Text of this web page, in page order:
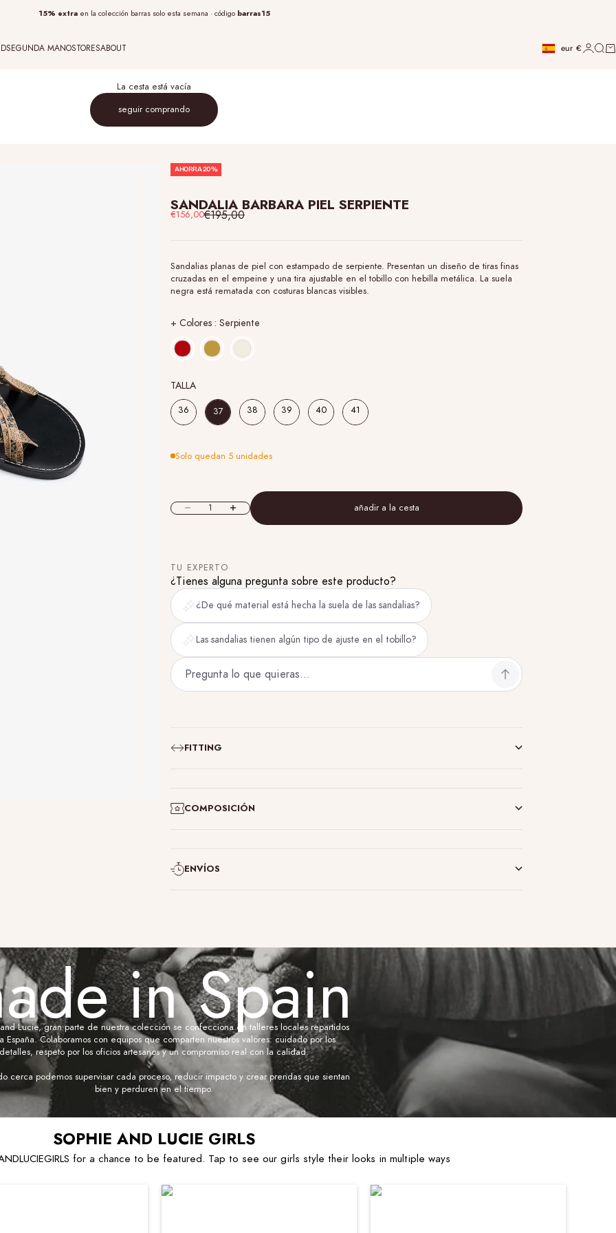
15% extraen la colección barrassolo esta semana · código barras15
SEGUNDA MANOSTORESABOUT Desktop -
eur € INICIAR
La cesta está vacía
seguir comprando
AHORRA 20%
SANDALIA BARBARA PIEL SERPIENTE
Precio De Oferta
€156,00Precio normal
€195,00
Sandalias planas de piel con estampado de serpiente. Presentan un diseño de tiras finas
cruzadas en el empeine y una tira ajustable en el tobillo con hebilla metálica. La suela
negra está rematada con costuras blancas visibles.
+ Colores : Serpiente
TALLATALLA
36 37 38 39 40 41
Solo quedan 5 unidades
Reducir cantidadAumentar cantidad añadir a la cesta
TU EXPERTO
¿Tienes alguna pregunta sobre este producto?
¿De qué material está hecha la suela de las sandalias?
Las sandalias tienen algún tipo de ajuste en el tobillo?
FITTING
COMPOSICIÓN
ENVÍOS
in Spain
Lucie, gran parte de nuestra colección se confecciona en talleres locales repartidos
España. Colaboramos con equipos que comparten nuestros valores: cuidado por los
respeto por los oficios artesanos y un compromiso real con la calidad.
cerca podemos supervisar cada proceso, reducir impacto y crear prendas que sientan
bien y perduren en el tiempo.
SOPHIE AND LUCIE GIRLS
for a chance to be featured. Tap to see our girls style their looks in multiple ways